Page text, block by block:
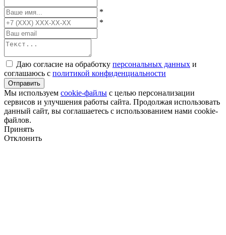
*
*
Даю согласие на обработку персональных данных и
соглашаюсь с политикой конфиденциальности
Отправить
Мы используем cookie-файлы с целью персонализации
сервисов и улучшения работы сайта. Продолжая использовать
данный сайт, вы соглашаетесь с использованием нами cookie-
файлов.
Принять
Отклонить